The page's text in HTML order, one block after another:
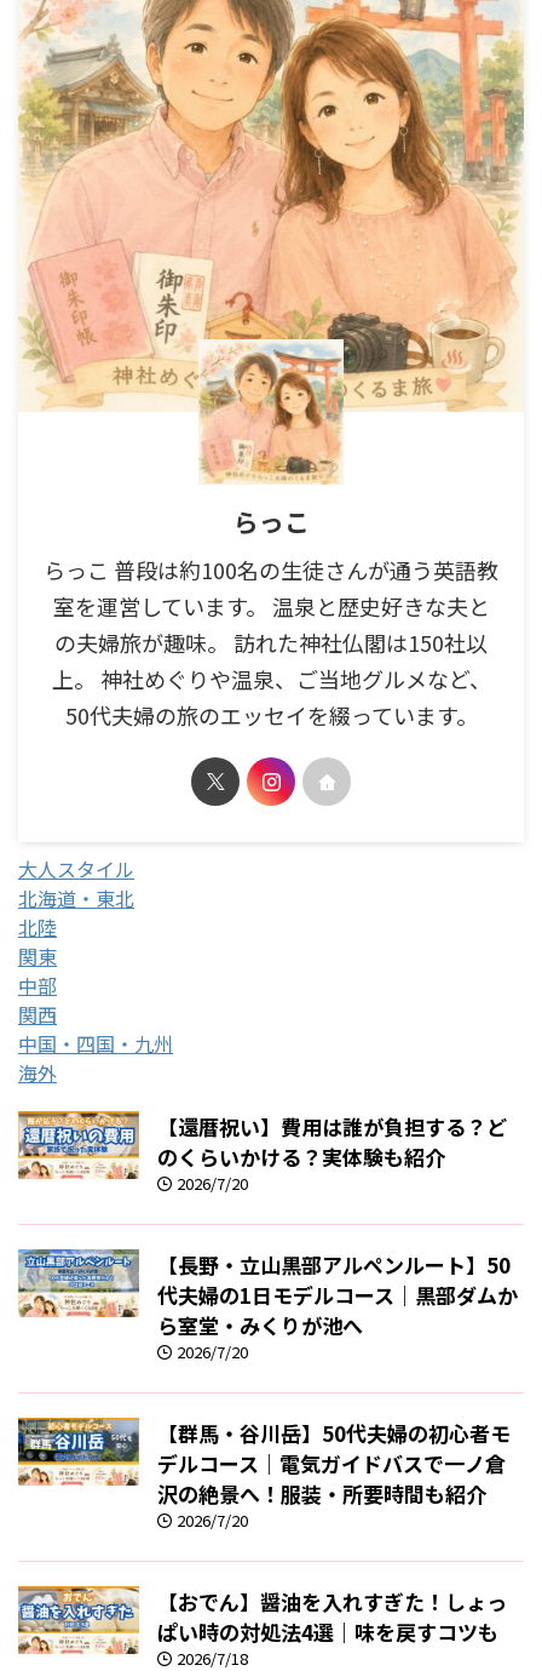
らっこ
らっこ 普段は約100名の生徒さんが通う英語教
室を運営しています。 温泉と歴史好きな夫と
の夫婦旅が趣味。 訪れた神社仏閣は150社以
上。 神社めぐりや温泉、ご当地グルメなど、
50代夫婦の旅のエッセイを綴っています。
大人スタイル
北海道・東北
北陸
関東
中部
関西
中国・四国・九州
海外
【還暦祝い】費用は誰が負担する？ど
のくらいかける？実体験も紹介
2026/7/20
【長野・立山黒部アルペンルート】50
代夫婦の1日モデルコース｜黒部ダムか
ら室堂・みくりが池へ
2026/7/20
【群馬・谷川岳】50代夫婦の初心者モ
デルコース｜電気ガイドバスで一ノ倉
沢の絶景へ！服装・所要時間も紹介
2026/7/20
【おでん】醤油を入れすぎた！しょっ
ぱい時の対処法4選｜味を戻すコツも
2026/7/18